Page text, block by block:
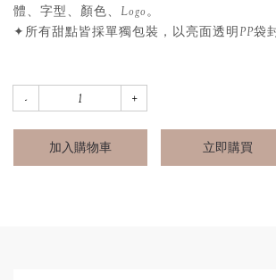
體、字型、顏色、Logo。
✦所有甜點皆採單獨包裝，以亮面透明PP袋
加入購物車 立即購買